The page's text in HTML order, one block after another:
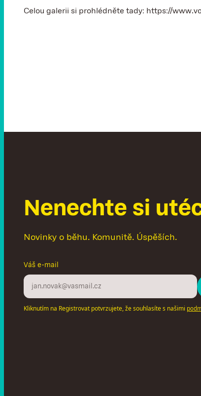
Celou galerii si prohlédněte tady: https://
Nenechte si uté
Novinky o běhu. Komunitě. Úspěších.
Váš e-mail
Kliknutím na Registrovat potvrzujete, že souhlasíte s našimi